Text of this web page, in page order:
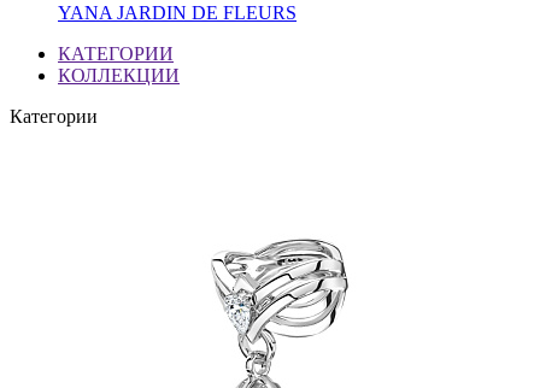
YANA JARDIN DE FLEURS
КАТЕГОРИИ
КОЛЛЕКЦИИ
Категории